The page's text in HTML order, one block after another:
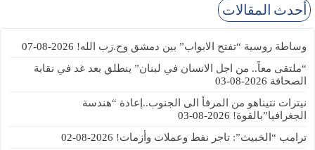
أحدث المقالات
وساطة روسية “تفتح الابواب” بين دمشق وح.زب الله! 2026-08-07
“ملتقى معاً.. من اجل الانسان في لبنان” ينطلق بعد غد في نقابة
الصحافة 2026-08-03
نيترات نتيناهو من المرفأ الى الجنوب..إعادة “هندسة
الجغرافيا”بالقوة! 2026-08-03
ترامب “الخبيث”: تاجر نفط وعملات وأزمات! 2026-08-02